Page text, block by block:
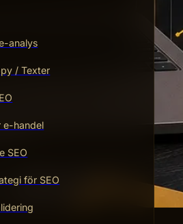
analys
/ Texter
e-handel
SEO
för SEO